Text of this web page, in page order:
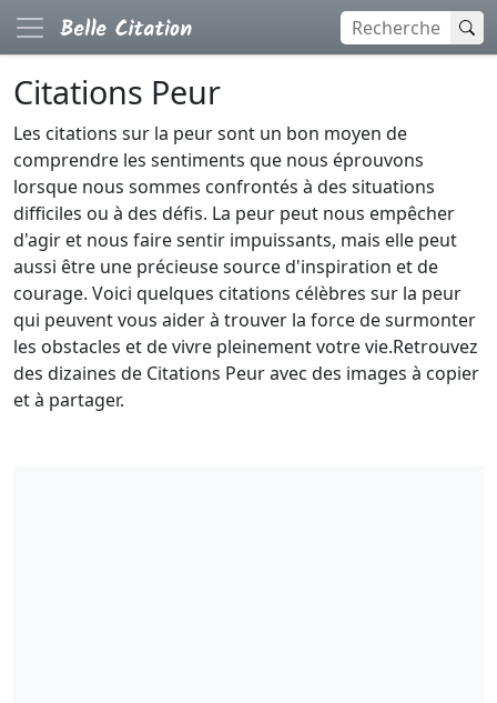
Citations Peur
Les citations sur la peur sont un bon moyen de
comprendre les sentiments que nous éprouvons
lorsque nous sommes confrontés à des situations
difficiles ou à des défis. La peur peut nous empêcher
d'agir et nous faire sentir impuissants, mais elle peut
aussi être une précieuse source d'inspiration et de
courage. Voici quelques citations célèbres sur la peur
qui peuvent vous aider à trouver la force de surmonter
les obstacles et de vivre pleinement votre vie.Retrouvez
des dizaines de Citations Peur avec des images à copier
et à partager.